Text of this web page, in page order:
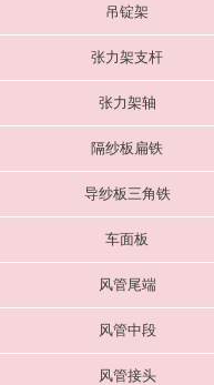
吊锭架
张力架支杆
张力架轴
隔纱板扁铁
导纱板三角铁
车面板
风管尾端
风管中段
风管接头